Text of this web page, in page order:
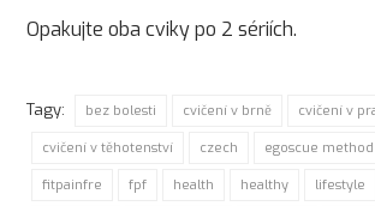
Opakujte oba cviky po 2 sériích.
Tagy: bez bolesti cvičení v brně cvičení v
cvičení v těhotenství czech egoscue method
fitpainfre fpf health healthy lifestyle